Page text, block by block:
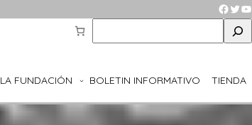
e
r
LA FUNDACIÓN BOLETIN INFORMATIVO TIENDA